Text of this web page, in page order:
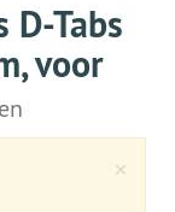
D-Tabs
voor
×